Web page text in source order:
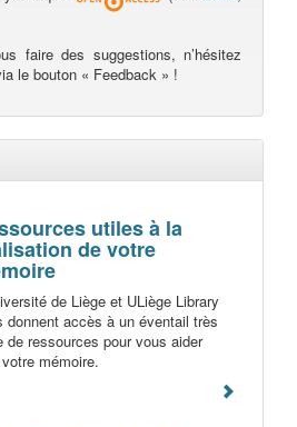
faire des suggestions, n’hésitez
le bouton « Feedback » !
utiles à la
de votre
de Liège et ULiège Library
donnent accès à un éventail très
de ressources pour vous aider
mémoire.